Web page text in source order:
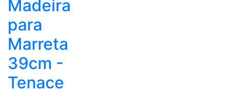
Madeira
para
Marreta
39cm -
Tenace